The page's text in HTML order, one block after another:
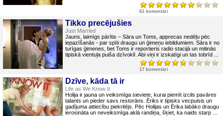
61 komentāri
Tikko precējušies
Just Married
Jauns, laimīgs pārītis – Sāra un Toms, apprecas nedēļu pēc
iepazīšanās - par spīti draugu un ģimeņu iebildumiem. Sāra ir no
turīgas ģimenes, bet Toms ir reportieris radio stacijā un mitinās
tipiskā vientuļa puiša dzīvoklī. Abi viņi ir izskatīgi un tas tobrīd ...
17 komentāri
Dzīve, kāda tā ir
Life as We Know It
Holija ir jauna un veiksmīga sieviete, kurai piemīt izcils pavāres
talants un pieder savs restorāns. Ēriks ir tipisks vecpuisis un
gadījuma attiecību piekritējs. Pēc Holijas un Ērika labāko draugu
ierosināta un neveiksmīga aklā randiņa, šķiet, ka naids starp ...